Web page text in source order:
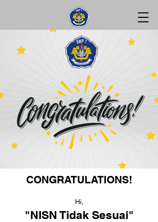
CONGRATULATIONS!
Hi,
"NISN Tidak Sesuai"